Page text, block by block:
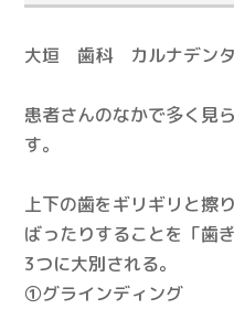
大垣 歯科 カルナデンタ
患者さんのなかで多く見
す。
上下の歯をギリギリと擦
ばったりすることを「歯
3つに大別される。
①グラインディング